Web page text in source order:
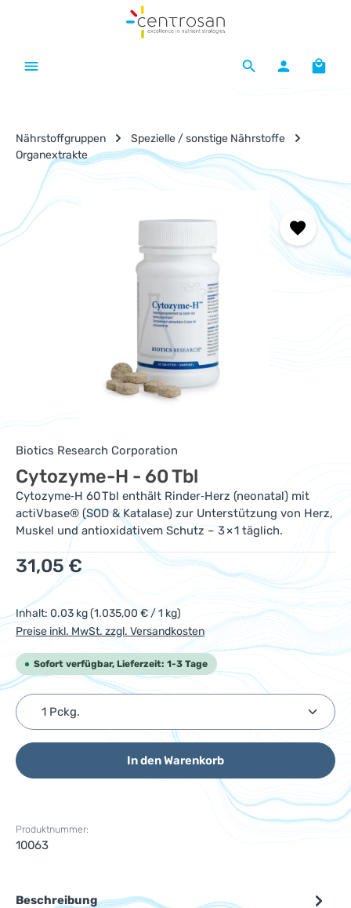
Zum Hauptinhalt springen
Nährstoffgruppen
Spezielle / sonstige Nährstoffe
Organextrakte
Bildergalerie überspringen
Biotics Research Corporation
Cytozyme-H - 60 Tbl
Cytozyme‑H 60 Tbl enthält Rinder‑Herz (neonatal) mit
actiVbase® (SOD & Katalase) zur Unterstützung von Herz,
Muskel und antioxidativem Schutz – 3 × 1 täglich.
Regulärer Preis:
31,05 €
Inhalt: 0.03 kg(1.035,00 € / 1 kg)
Preise inkl. MwSt. zzgl. Versandkosten
Sofort verfügbar, Lieferzeit: 1-3 Tage
Produkt Anzahl: Gib den gewünschten Wert ein
In den Warenkorb
Produktnummer:
10063
Beschreibung